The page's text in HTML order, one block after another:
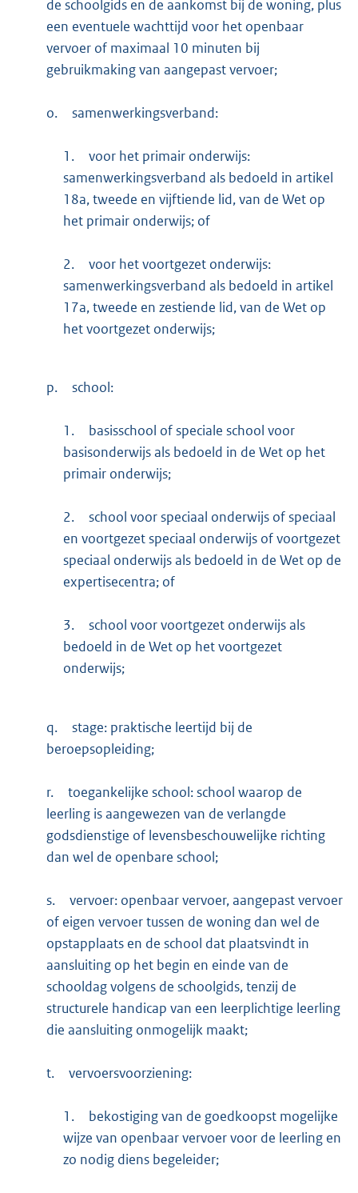
de schoolgids en de aankomst bij de woning, plus
een eventuele wachttijd voor het openbaar
vervoer of maximaal 10 minuten bij
gebruikmaking van aangepast vervoer;
o. samenwerkingsverband:
1.
voor het primair onderwijs:
samenwerkingsverband als bedoeld in artikel
18a, tweede en vijftiende lid, van de Wet op
het primair onderwijs; of
2.
voor het voortgezet onderwijs:
samenwerkingsverband als bedoeld in artikel
17a, tweede en zestiende lid, van de Wet op
het voortgezet onderwijs;
p. school:
1.
basisschool of speciale school voor
basisonderwijs als bedoeld in de Wet op het
primair onderwijs;
2.
school voor speciaal onderwijs of speciaal
en voortgezet speciaal onderwijs of voortgezet
speciaal onderwijs als bedoeld in de Wet op de
expertisecentra; of
3.
school voor voortgezet onderwijs als
bedoeld in de Wet op het voortgezet
onderwijs;
q.
stage: praktische leertijd bij de
beroepsopleiding;
r.
toegankelijke school: school waarop de
leerling is aangewezen van de verlangde
godsdienstige of levensbeschouwelijke richting
dan wel de openbare school;
s.
vervoer: openbaar vervoer, aangepast vervoer
of eigen vervoer tussen de woning dan wel de
opstapplaats en de school dat plaatsvindt in
aansluiting op het begin en einde van de
schooldag volgens de schoolgids, tenzij de
structurele handicap van een leerplichtige leerling
die aansluiting onmogelijk maakt;
t. vervoersvoorziening:
1.
bekostiging van de goedkoopst mogelijke
wijze van openbaar vervoer voor de leerling en
zo nodig diens begeleider;